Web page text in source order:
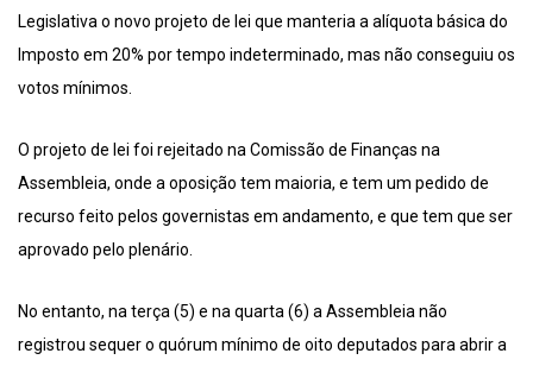
Legislativa o novo projeto de lei que manteria a alíquota básica do
Imposto em 20% por tempo indeterminado, mas não conseguiu os
votos mínimos.
O projeto de lei foi rejeitado na Comissão de Finanças na
Assembleia, onde a oposição tem maioria, e tem um pedido de
recurso feito pelos governistas em andamento, e que tem que ser
aprovado pelo plenário.
No entanto, na terça (5) e na quarta (6) a Assembleia não
registrou sequer o quórum mínimo de oito deputados para abrir a